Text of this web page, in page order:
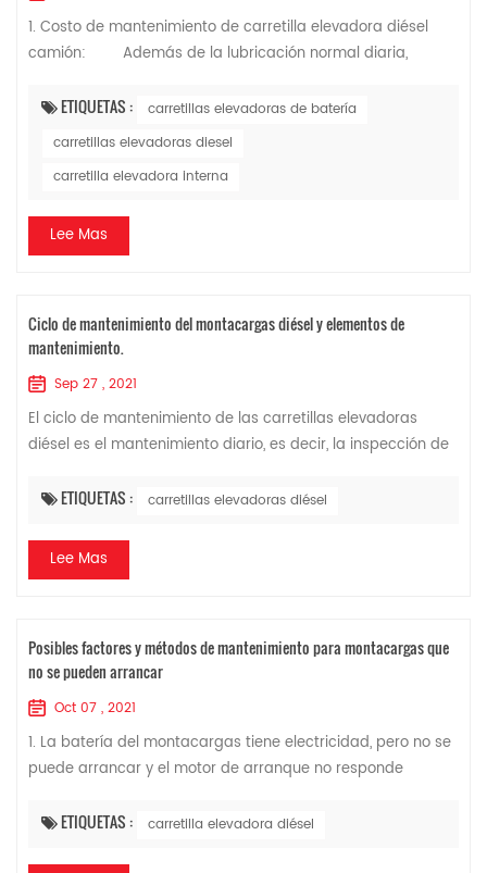
1. Costo de mantenimiento de carretilla elevadora diésel
camión: Además de la lubricación normal diaria,
mantenimiento y reemplazo de p...
ETIQUETAS :
carretillas elevadoras de batería
carretillas elevadoras diesel
carretilla elevadora interna
Lee Mas
Ciclo de mantenimiento del montacargas diésel y elementos de
mantenimiento.
Sep 27 , 2021
El ciclo de mantenimiento de las carretillas elevadoras
diésel es el mantenimiento diario, es decir, la inspección de
elevadora diésel todos los dí...
ETIQUETAS : carretillas elevadoras diésel
Lee Mas
Posibles factores y métodos de mantenimiento para montacargas que
no se pueden arrancar
Oct 07 , 2021
1. La batería del montacargas tiene electricidad, pero no se
puede arrancar y el motor de arranque no responde
compruebe si el motor de arranque es...
ETIQUETAS : carretilla elevadora diésel